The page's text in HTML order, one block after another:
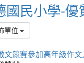
國民小學-優
單位
文競賽參加高年級作